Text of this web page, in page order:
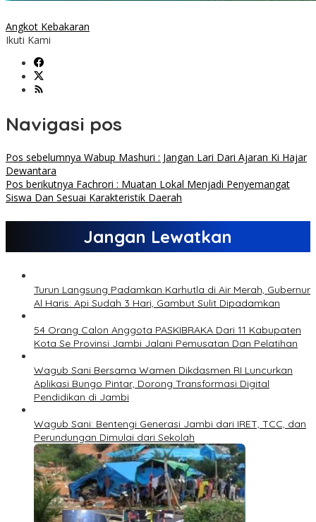
Angkot Kebakaran
Ikuti Kami
Navigasi pos
Pos sebelumnya Wabup Mashuri : Jangan Lari Dari Ajaran Ki Hajar
Dewantara
Pos berikutnya Fachrori : Muatan Lokal Menjadi Penyemangat
Siswa Dan Sesuai Karakteristik Daerah
Jangan Lewatkan
Turun Langsung Padamkan Karhutla di Air Merah, Gubernur
Al Haris: Api Sudah 3 Hari, Gambut Sulit Dipadamkan
54 Orang Calon Anggota PASKIBRAKA Dari 11 Kabupaten
Kota Se Provinsi Jambi Jalani Pemusatan Dan Pelatihan
Wagub Sani Bersama Wamen Dikdasmen RI Luncurkan
Aplikasi Bungo Pintar, Dorong Transformasi Digital
Pendidikan di Jambi
Wagub Sani: Bentengi Generasi Jambi dari IRET, TCC, dan
Perundungan Dimulai dari Sekolah